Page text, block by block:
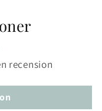
recension